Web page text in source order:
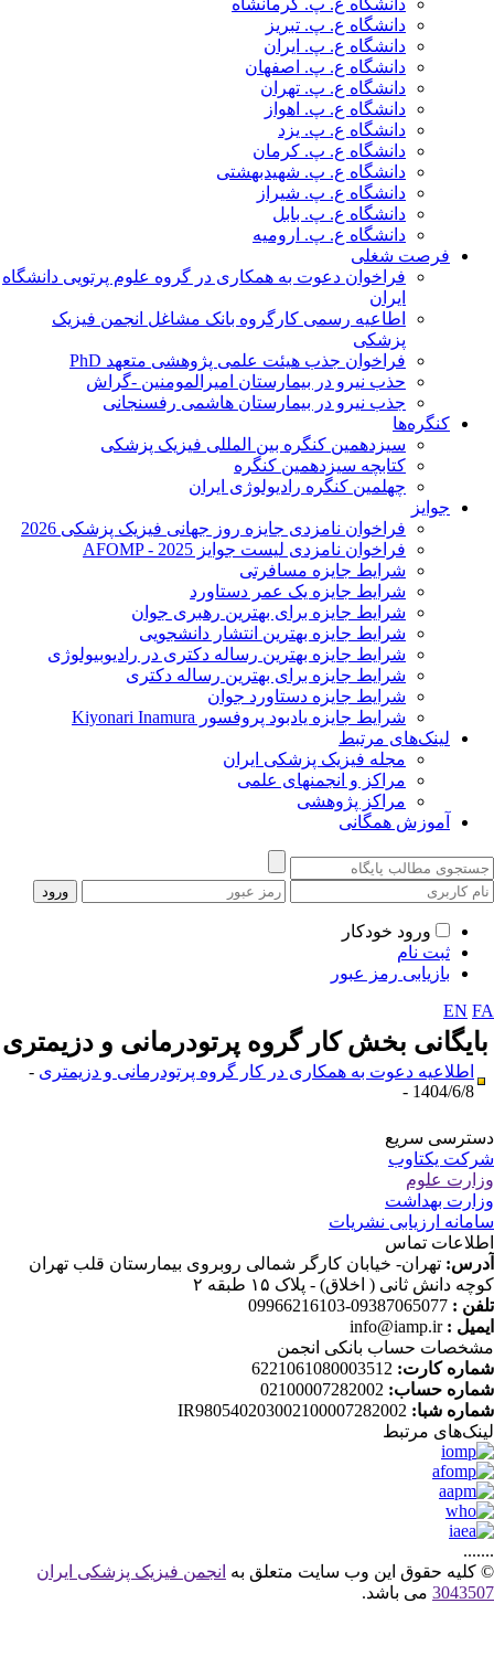
دانشگاه ع. پ. کرمانشاه
دانشگاه ع. پ. تبریز
دانشگاه ع. پ. ایران
دانشگاه ع. پ. اصفهان
دانشگاه ع. پ. تهران
دانشگاه ع. پ. اهواز
دانشگاه ع. پ. یزد
دانشگاه ع. پ. کرمان
دانشگاه ع. پ. شهید‌بهشتی
دانشگاه ع. پ. شیراز
دانشگاه ع. پ. بابل
دانشگاه ع. پ. ارومیه
فرصت شغلی
فراخوان دعوت به همکاری در گروه علوم پرتویی دانشگاه
ایران
اطاعیه رسمی کارگروه بانک مشاغل انجمن فیزیک
پزشکی
فراخوان جذب هیئت علمی پژوهشی متعهد PhD
حذب نیرو در بیمارستان امیرالمومنین -گراش
جذب نیرو در بیمارستان هاشمی رفسنجانی
کنگره‌ها
سیزدهمین کنگره بین المللی فیزیک پزشکی
کتابچه سیزدهمین کنگره
چهلمین کنگره رادیولوژی ایران
جوایز
فراخوان نامزدی جایزه روز جهانی فیزیک پزشکی 2026
فراخوان نامزدی لیست جوایز AFOMP - 2025
شرایط جایزه مسافرتی
شرایط جایزه یک عمر دستاورد
شرایط جایزه برای بهترین رهبری جوان
شرایط جایزه بهترین انتشار دانشجویی
شرایط جایزه بهترین رساله دکتری در رادیوبیولوژی
شرایط جایزه برای بهترین رساله دکتری
شرایط جایزه دستاورد جوان
شرایط جایزه یادبود پروفسور Kiyonari Inamura
لینک‌های مرتبط
مجله فیزیک پزشکی ایران
مراکز و انجمنهای علمی
مراکز پژوهشی
آموزش همگانی
ورود خودکار
ثبت نام
بازیابی رمز عبور
EN
بخشکار گروه پرتودرمانی و دزیمتری
اطلاعیه دعوت به همکاری در کار گروه پرتودرمانی و دزیمتری-
1404/6/8 -
سریع
یکتاوب
علوم
بهداشت
ارزیابی نشریات
تماس
تهران- خیابان کارگر شمالی روبروی بیمارستان قلب تهران
دانش ثانی ( اخلاق) - پلاک ۱۵ طبقه ۲
:
09387065077-09966216103
:
info@iamp.ir
حساب بانکی انجمن
کارت:6221061080003512
حساب:02100007282002
شبا:IR980540203002100007282002
مرتبط
کلیه حقوق این وب سایت متعلق بهانجمن فیزیک پزشکی ایران
می باشد.